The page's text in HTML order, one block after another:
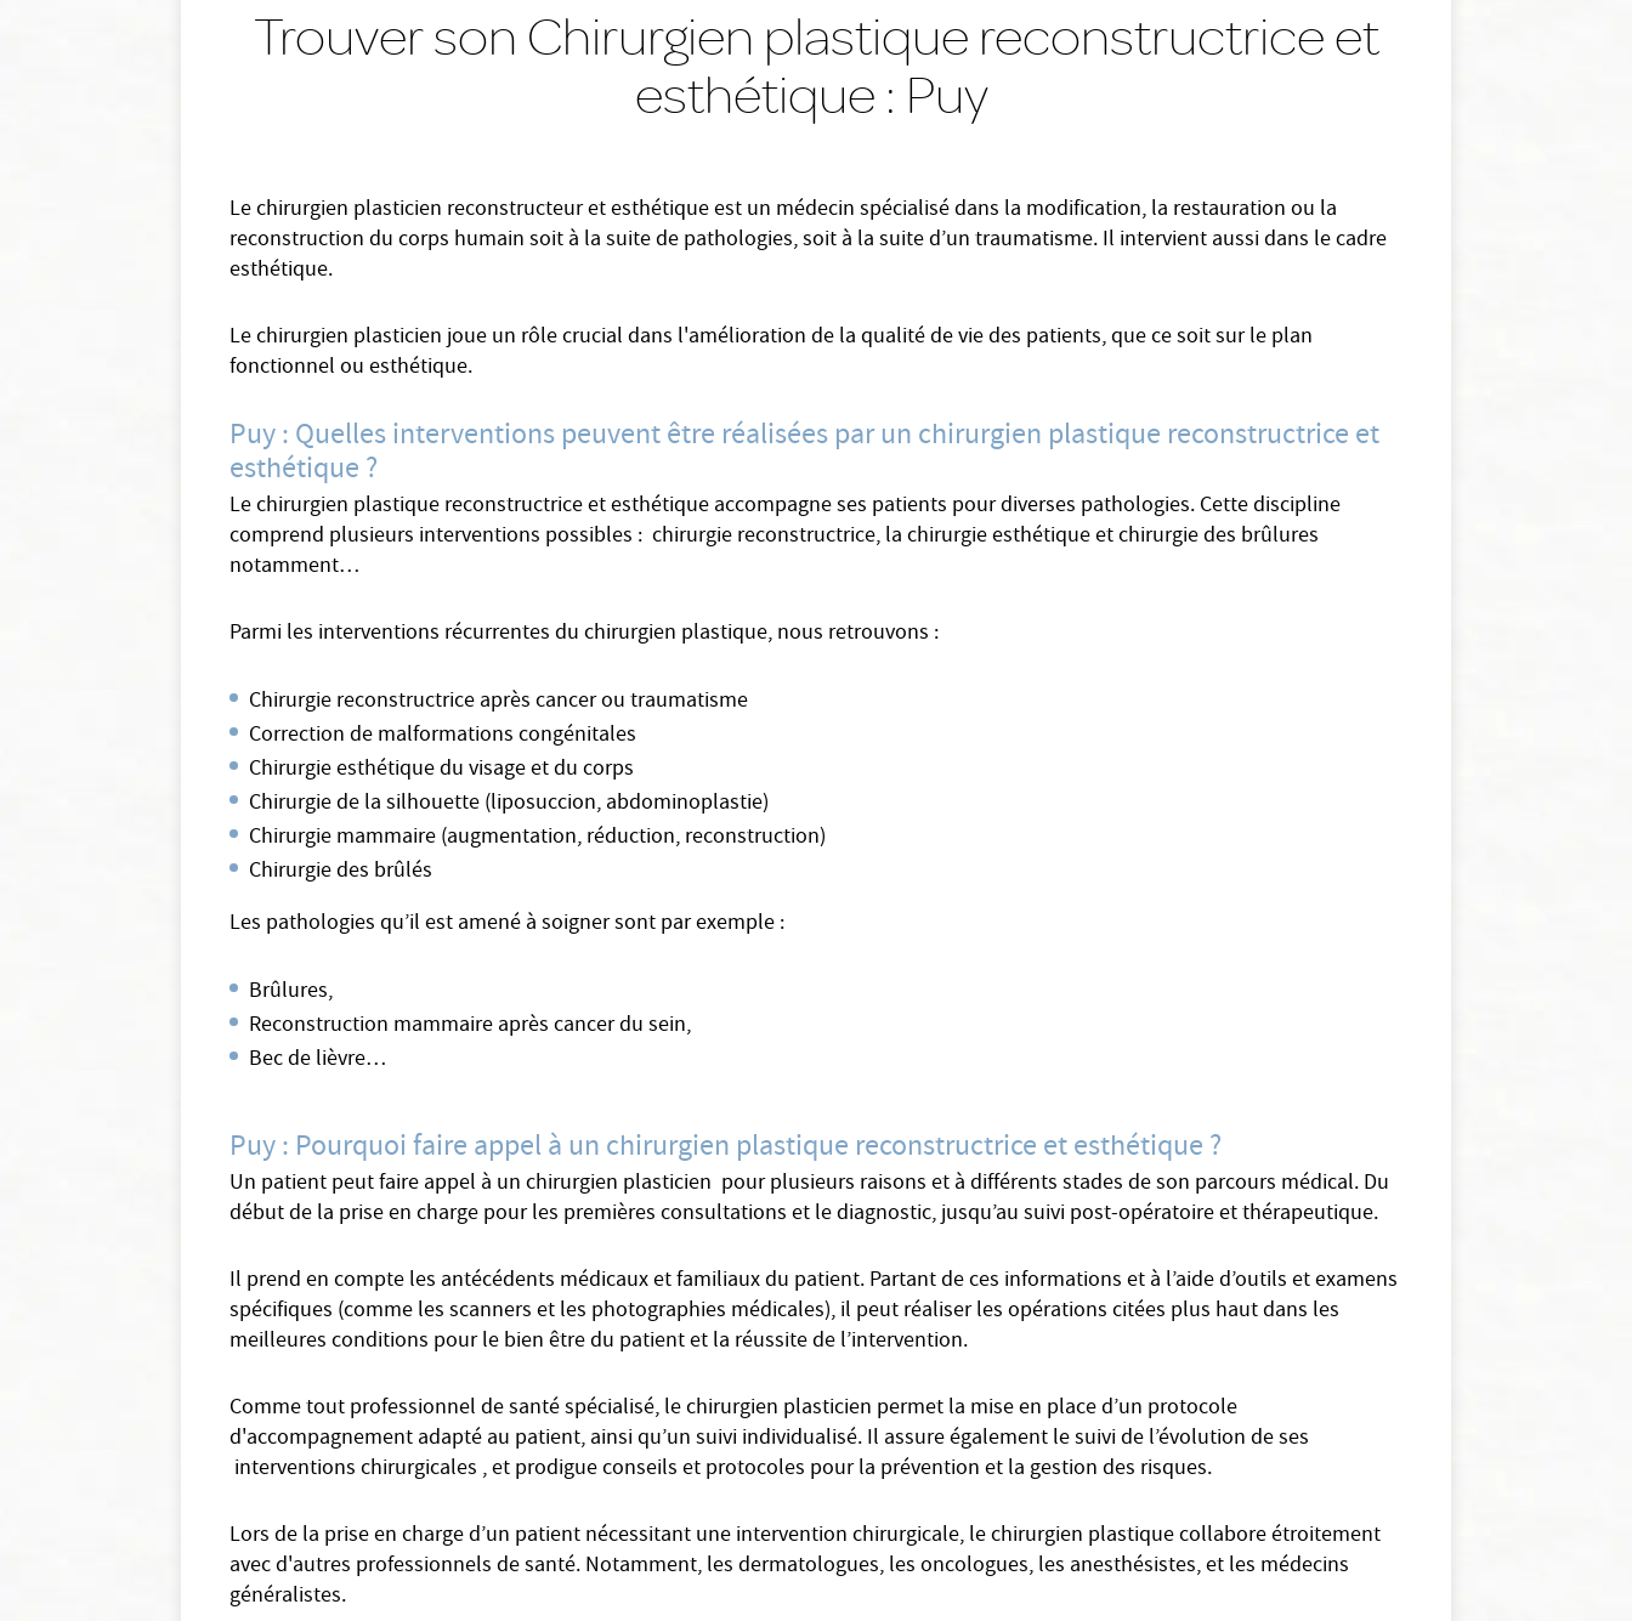
Trouver son Chirurgien plastique reconstructrice et
esthétique : Puy
Le chirurgien plasticien reconstructeur et esthétique est un médecin spécialisé dans la modification, la restauration ou la
reconstruction du corps humain soit à la suite de pathologies, soit à la suite d’un traumatisme. Il intervient aussi dans le cadre
esthétique.
Le chirurgien plasticien joue un rôle crucial dans l'amélioration de la qualité de vie des patients, que ce soit sur le plan
fonctionnel ou esthétique.
Puy : Quelles interventions peuvent être réalisées par un chirurgien plastique reconstructrice et
esthétique ?
Le chirurgien plastique reconstructrice et esthétique accompagne ses patients pour diverses pathologies. Cette discipline
comprend plusieurs interventions possibles : chirurgie reconstructrice, la chirurgie esthétique et chirurgie des brûlures
notamment…
Parmi les interventions récurrentes du chirurgien plastique, nous retrouvons :
Chirurgie reconstructrice après cancer ou traumatisme
Correction de malformations congénitales
Chirurgie esthétique du visage et du corps
Chirurgie de la silhouette (liposuccion, abdominoplastie)
Chirurgie mammaire (augmentation, réduction, reconstruction)
Chirurgie des brûlés
Les pathologies qu’il est amené à soigner sont par exemple :
Brûlures,
Reconstruction mammaire après cancer du sein,
Bec de lièvre…
Puy : Pourquoi faire appel à un chirurgien plastique reconstructrice et esthétique ?
Un patient peut faire appel à un chirurgien plasticien pour plusieurs raisons et à différents stades de son parcours médical. Du
début de la prise en charge pour les premières consultations et le diagnostic, jusqu’au suivi post-opératoire et thérapeutique.
Il prend en compte les antécédents médicaux et familiaux du patient. Partant de ces informations et à l’aide d’outils et examens
spécifiques (comme les scanners et les photographies médicales), il peut réaliser les opérations citées plus haut dans les
meilleures conditions pour le bien être du patient et la réussite de l’intervention.
Comme tout professionnel de santé spécialisé, le chirurgien plasticien permet la mise en place d’un protocole
d'accompagnement adapté au patient, ainsi qu’un suivi individualisé. Il assure également le suivi de l’évolution de ses
interventions chirurgicales , et prodigue conseils et protocoles pour la prévention et la gestion des risques.
Lors de la prise en charge d’un patient nécessitant une intervention chirurgicale, le chirurgien plastique collabore étroitement
avec d'autres professionnels de santé. Notamment, les dermatologues, les oncologues, les anesthésistes, et les médecins
généralistes.